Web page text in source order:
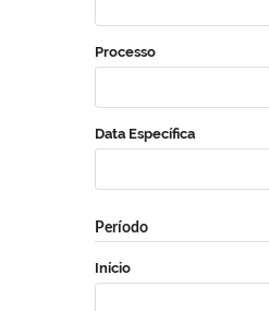
Processo
Data Específica
Período
Início